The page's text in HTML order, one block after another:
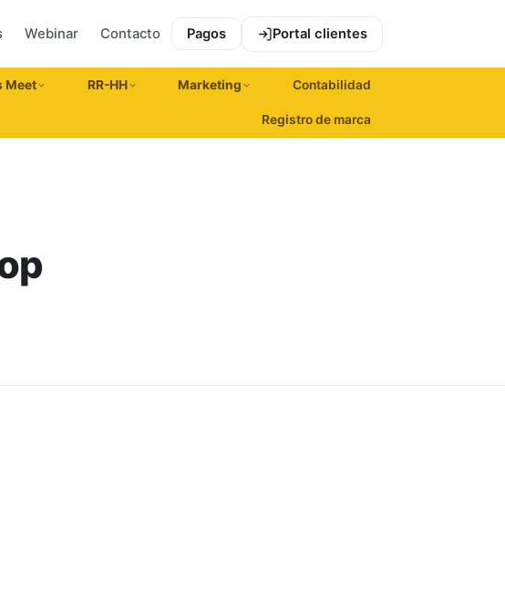
Webinar Contacto Pagos Portal clientes
Meet RR-HH Marketing Contabilidad
Registro de marca